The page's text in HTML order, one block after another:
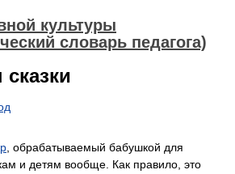
культуры
словарь педагога)
, обрабатываемый бабушкой для
и детям вообще. Как правило, это